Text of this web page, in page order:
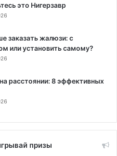
это Нигерзавр
заказать жалюзи: с
или установить самому?
расстоянии: 8 эффективных
призы